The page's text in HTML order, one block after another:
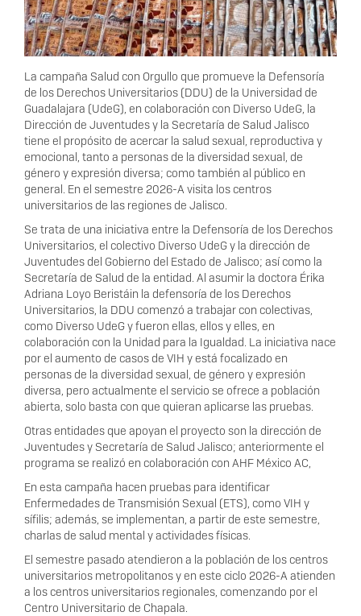
La campaña Salud con Orgullo que promueve la Defensoría
de los Derechos Universitarios (DDU) de la Universidad de
Guadalajara (UdeG), en colaboración con Diverso UdeG, la
Dirección de Juventudes y la Secretaría de Salud Jalisco
tiene el propósito de acercar la salud sexual, reproductiva y
emocional, tanto a personas de la diversidad sexual, de
género y expresión diversa; como también al público en
general. En el semestre 2026-A visita los centros
universitarios de las regiones de Jalisco.
Se trata de una iniciativa entre la Defensoría de los Derechos
Universitarios, el colectivo Diverso UdeG y la dirección de
Juventudes del Gobierno del Estado de Jalisco; así como la
Secretaría de Salud de la entidad. Al asumir la doctora Érika
Adriana Loyo Beristáin la defensoría de los Derechos
Universitarios, la DDU comenzó a trabajar con colectivas,
como Diverso UdeG y fueron ellas, ellos y elles, en
colaboración con la Unidad para la Igualdad. La iniciativa nace
por el aumento de casos de VIH y está focalizado en
personas de la diversidad sexual, de género y expresión
diversa, pero actualmente el servicio se ofrece a población
abierta, solo basta con que quieran aplicarse las pruebas.
Otras entidades que apoyan el proyecto son la dirección de
Juventudes y Secretaría de Salud Jalisco; anteriormente el
programa se realizó en colaboración con AHF México AC,
En esta campaña hacen pruebas para identificar
Enfermedades de Transmisión Sexual (ETS), como VIH y
sífilis; además, se implementan, a partir de este semestre,
charlas de salud mental y actividades físicas.
El semestre pasado atendieron a la población de los centros
universitarios metropolitanos y en este ciclo 2026-A atienden
a los centros universitarios regionales, comenzando por el
Centro Universitario de Chapala.